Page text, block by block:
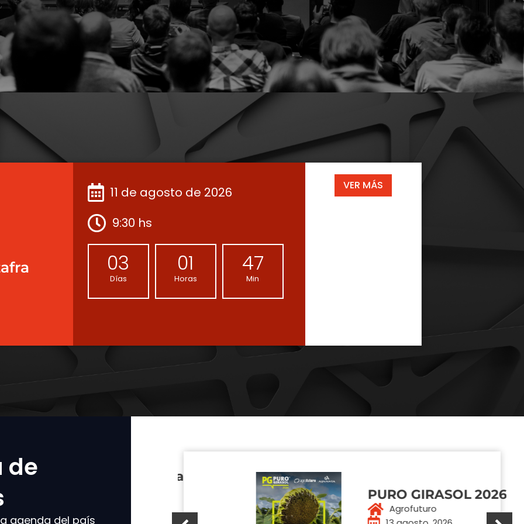
11 de agosto de 2026
9:30 hs
03
Días
01
Horas
47
Min
VER MÁS
de
agenda del país
de zafra
27
11 agosto, 2026
PURO GIRASOL 2026
Agrofuturo